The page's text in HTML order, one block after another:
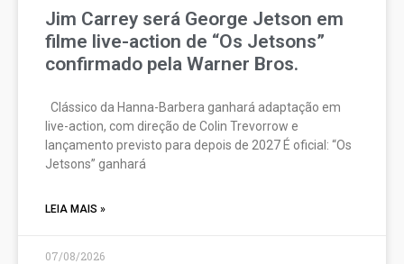
Jim Carrey será George Jetson em
filme live-action de “Os Jetsons”
confirmado pela Warner Bros.
Clássico da Hanna-Barbera ganhará adaptação em
live-action, com direção de Colin Trevorrow e
lançamento previsto para depois de 2027 É oficial: “Os
Jetsons” ganhará
LEIA MAIS »
07/08/2026